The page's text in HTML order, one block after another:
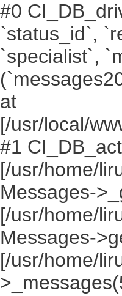
#0
`status_id`,
`specialist`,
at
[/usr/local/
#1
[/usr/home/
Messages-
[/usr/home/
Messages-
[/usr/home/